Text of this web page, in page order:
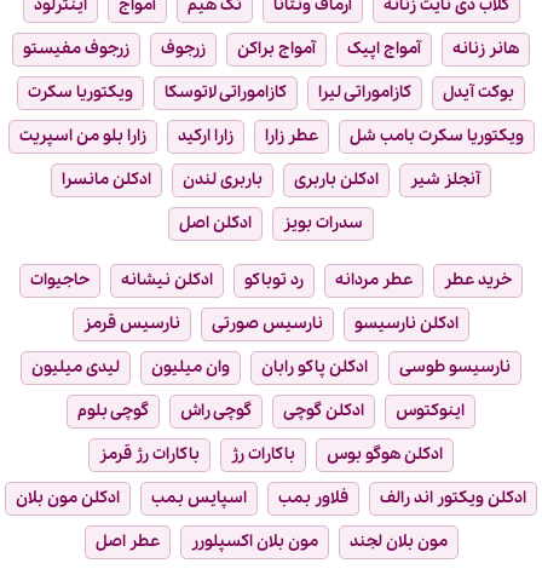
کلاب دی نایت زنانه
آرماف ونتانا تگ هیم آمواج
اینترلود
هانر زنانه
آمواج اپیک آمواج براکن زرجوف
زرجوف مفیستو
بوکت آیدل
کازاموراتی لیرا کازاموراتی لاتوسکا
ویکتوریا سکرت
ویکتوریا سکرت بامب شل
عطر زارا زارا ارکید
زارا بلو من اسپریت
آنجلز شیر
ادکلن باربری باربری لندن
ادکلن مانسرا
سدرات بویز
ادکلن اصل
خرید عطر عطر مردانه رد توباکو ادکلن نیشانه
حاجیوات
ادکلن نارسیسو
نارسیس صورتی
نارسیس قرمز
نارسیسو طوسی
ادکلن پاکو رابان وان میلیون
لیدی میلیون
اینوکتوس
ادکلن گوچی گوچی راش
گوچی بلوم
ادکلن هوگو بوس
باکارات رژ
باکارات رژ قرمز
ادکلن ویکتور اند رالف
فلاور بمب اسپایس بمب
ادکلن مون بلان
مون بلان لجند
مون بلان اکسپلورر عطر اصل